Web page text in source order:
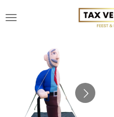
direct
hoofdinhoud